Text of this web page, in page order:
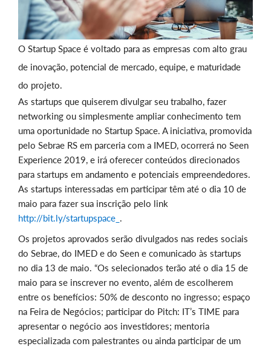
O Startup Space é voltado para as empresas com alto grau
de inovação, potencial de mercado, equipe, e maturidade
do projeto.
As startups que quiserem divulgar seu trabalho, fazer
networking ou simplesmente ampliar conhecimento tem
uma oportunidade no Startup Space. A iniciativa, promovida
pelo Sebrae RS em parceria com a IMED, ocorrerá no Seen
Experience 2019, e irá oferecer conteúdos direcionados
para startups em andamento e potenciais empreendedores.
As startups interessadas em participar têm até o dia 10 de
maio para fazer sua inscrição pelo link
http://bit.ly/startupspace_ .
Os projetos aprovados serão divulgados nas redes sociais
do Sebrae, do IMED e do Seen e comunicado às startups
no dia 13 de maio. “Os selecionados terão até o dia 15 de
maio para se inscrever no evento, além de escolherem
entre os benefícios: 50% de desconto no ingresso; espaço
na Feira de Negócios; participar do Pitch: IT’s TIME para
apresentar o negócio aos investidores; mentoria
especializada com palestrantes ou ainda participar de um